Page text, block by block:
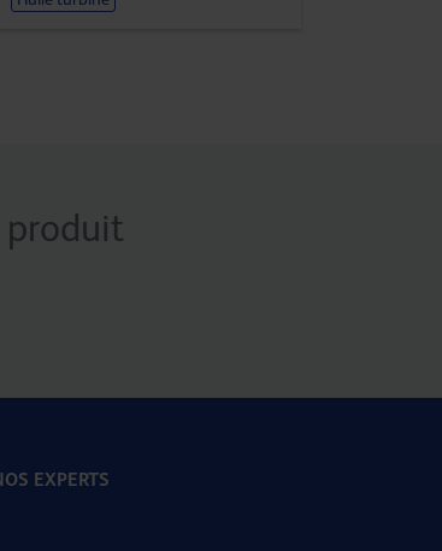
produit
EXPERTS